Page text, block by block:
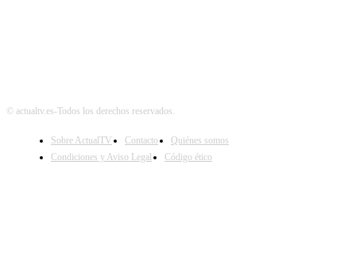
© actualtv.es-Todos los derechos reservados.
Sobre ActualTV Contacto
Quiénes somos
Condiciones y Aviso Legal
Código ético